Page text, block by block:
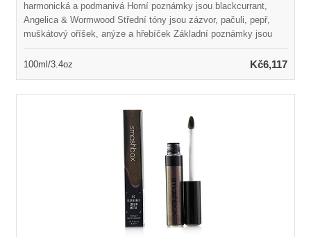
harmonická a podmanivá Horní poznámky jsou blackcurrant,
Angelica & Wormwood Střední tóny jsou zázvor, pačuli, pepř,
muškátový oříšek, anýze a hřebíček Základní poznámky jsou
pro každodenní nošení
100ml/3.4oz Kč6,117